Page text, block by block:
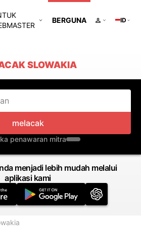
BERGUNA ID
SLOWAKIA
melacak
penawaran mitra
menjadi lebih mudah melalui
aplikasi kami